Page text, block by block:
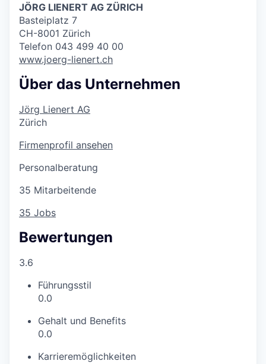
JÖRG LIENERT AG ZÜRICH
Basteiplatz 7
CH-8001 Zürich
Telefon 043 499 40 00
www.joerg-lienert.ch
Über das Unternehmen
Jörg Lienert AG
Zürich
Firmenprofil ansehen
Personalberatung
35 Mitarbeitende
35 Jobs
Bewertungen
3.6
Führungsstil
0.0
Gehalt und Benefits
0.0
Karrieremöglichkeiten